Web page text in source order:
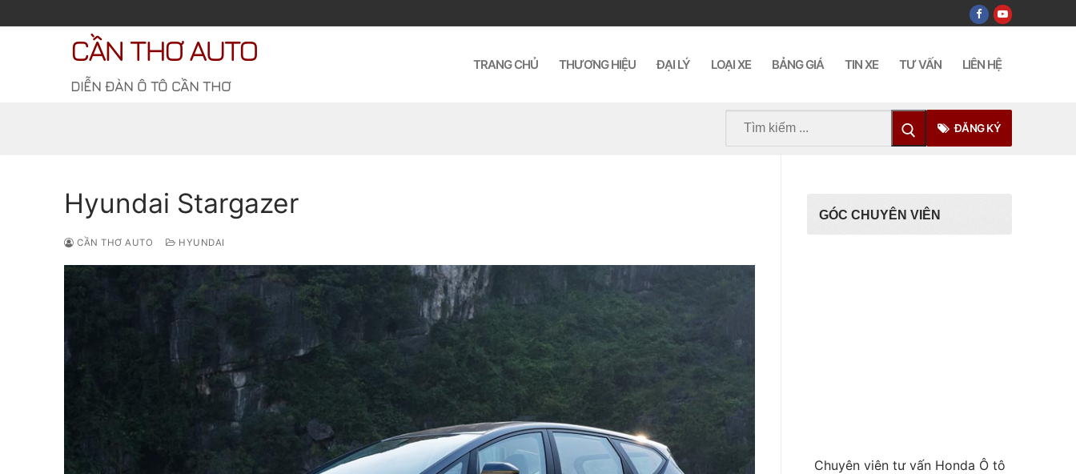
đến
CẦN THƠ AUTO
DIỄN ĐÀN Ô TÔ CẦN THƠ
TRANG CHỦ THƯƠNG HIỆU ĐẠI LÝ LOẠI XE BẢNG GIÁ TIN XE TƯ VẤN LIÊN HỆ
Tìm
ĐĂNG KÝ
Hyundai Stargazer
CẦN THƠ AUTO HYUNDAI
GÓC CHUYÊN VIÊN
Chuyên viên tư vấn Honda Ô tô